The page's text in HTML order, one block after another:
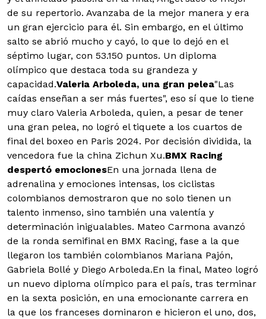
de su repertorio. Avanzaba de la mejor manera y era
un gran ejercicio para él. Sin embargo, en el último
salto se abrió mucho y cayó, lo que lo dejó en el
séptimo lugar, con 53.150 puntos. Un diploma
olímpico que destaca toda su grandeza y
capacidad.Valeria Arboleda, una gran pelea"Las
caídas enseñan a ser más fuertes", eso sí que lo tiene
muy claro Valeria Arboleda, quien, a pesar de tener
una gran pelea, no logró el tiquete a los cuartos de
final del boxeo en Paris 2024. Por decisión dividida, la
vencedora fue la china Zichun Xu.BMX Racing
despertó emocionesEn una jornada llena de
adrenalina y emociones intensas, los ciclistas
colombianos demostraron que no solo tienen un
talento inmenso, sino también una valentía y
determinación inigualables. Mateo Carmona avanzó
de la ronda semifinal en BMX Racing, fase a la que
llegaron los también colombianos Mariana Pajón,
Gabriela Bollé y Diego Arboleda.En la final, Mateo logró
un nuevo diploma olímpico para el país, tras terminar
en la sexta posición, en una emocionante carrera en
la que los franceses dominaron e hicieron el uno, dos,